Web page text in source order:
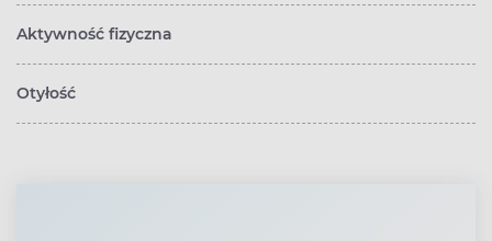
Aktywność fizyczna
Otyłość